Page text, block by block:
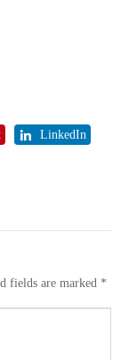
LinkedIn
fields are marked *